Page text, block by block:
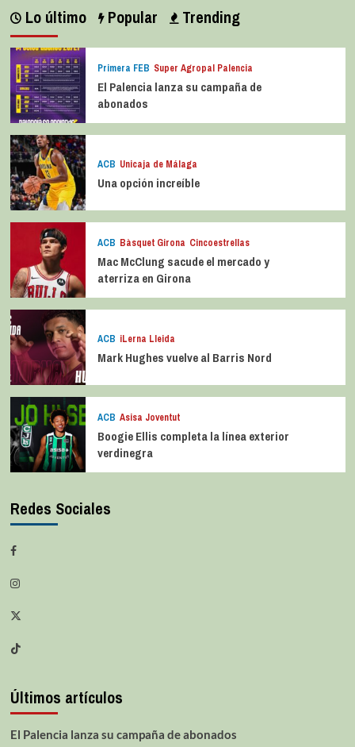
Lo último Popular Trending
Primera FEB Super Agropal Palencia
El Palencia lanza su campaña de
abonados
ACB Unicaja de Málaga
Una opción increíble
ACB Bàsquet Girona Cincoestrellas
Mac McClung sacude el mercado y
aterriza en Girona
ACB iLerna Lleida
Mark Hughes vuelve al Barris Nord
ACB Asisa Joventut
Boogie Ellis completa la línea exterior
verdinegra
Redes Sociales
Últimos artículos
El Palencia lanza su campaña de abonados